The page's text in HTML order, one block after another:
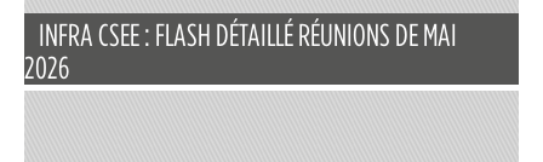
INFRA CSEE : FLASH DÉTAILLÉ RÉUNIONS DE MAI
2026